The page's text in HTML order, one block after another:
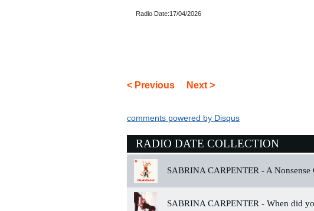
Radio Date:17/04/2026
< Previous Next >
comments powered by Disqus
RADIO DATE COLLECTION
SABRINA CARPENTER - A Nonsense
SABRINA CARPENTER - When did